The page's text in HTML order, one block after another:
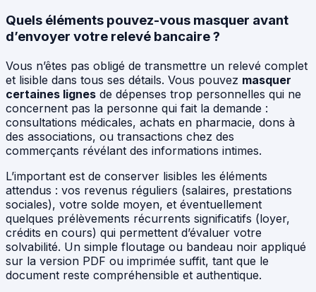
Quels éléments pouvez-vous masquer avant
d’envoyer votre relevé bancaire ?
Vous n’êtes pas obligé de transmettre un relevé complet
et lisible dans tous ses détails. Vous pouvez masquer
certaines lignes de dépenses trop personnelles qui ne
concernent pas la personne qui fait la demande :
consultations médicales, achats en pharmacie, dons à
des associations, ou transactions chez des
commerçants révélant des informations intimes.
L’important est de conserver lisibles les éléments
attendus : vos revenus réguliers (salaires, prestations
sociales), votre solde moyen, et éventuellement
quelques prélèvements récurrents significatifs (loyer,
crédits en cours) qui permettent d’évaluer votre
solvabilité. Un simple floutage ou bandeau noir appliqué
sur la version PDF ou imprimée suffit, tant que le
document reste compréhensible et authentique.